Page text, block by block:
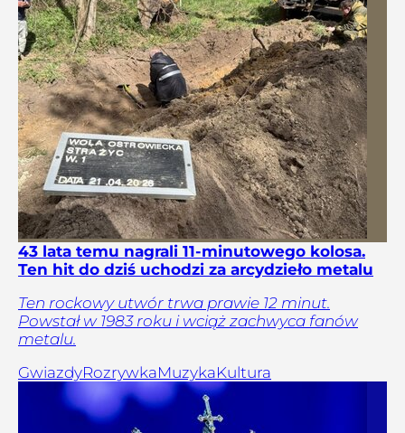
43 lata temu nagrali 11-minutowego kolosa.
Ten hit do dziś uchodzi za arcydzieło metalu
Ten rockowy utwór trwa prawie 12 minut.
Powstał w 1983 roku i wciąż zachwyca fanów
metalu.
GwiazdyRozrywkaMuzykaKultura